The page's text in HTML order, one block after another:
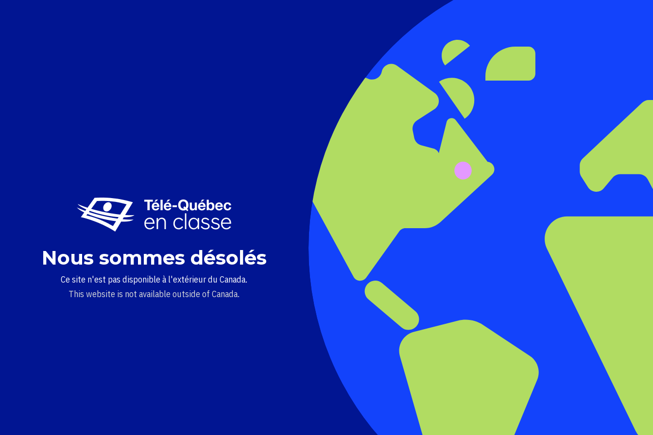
Nous sommes désolés
Ce site n'est pas disponible à l'extérieur du Canada.
This website is not available outside of Canada.